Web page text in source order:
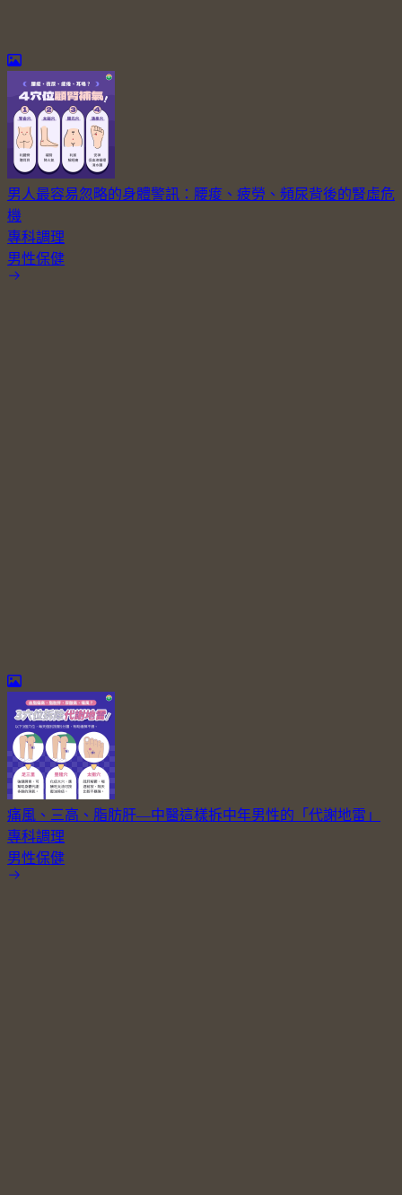
男人最容易忽略的身體警訊：腰痠、疲勞、頻尿背後的腎虛危
機
專科調理
男性保健
痛風、三高、脂肪肝—中醫這樣拆中年男性的「代謝地雷」
專科調理
男性保健